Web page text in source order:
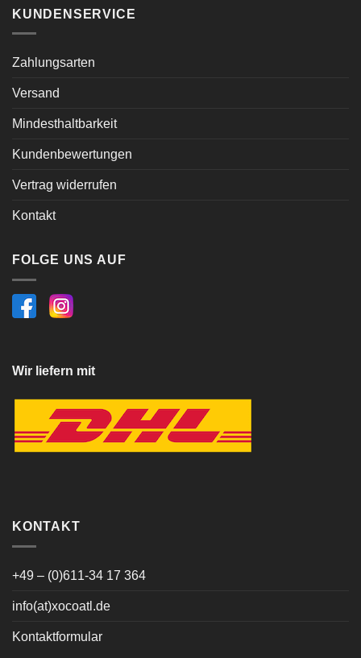
KUNDENSERVICE
Zahlungsarten
Versand
Mindesthaltbarkeit
Kundenbewertungen
Vertrag widerrufen
Kontakt
FOLGE UNS AUF
Wir liefern mit
KONTAKT
+49 – (0)611-34 17 364
info(at)xocoatl.de
Kontaktformular